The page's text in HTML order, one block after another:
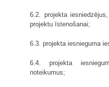
6.2. projekta
projektu īstenošanai;
6.3. projekta iesnieguma
6.4. projekta
noteikumus;